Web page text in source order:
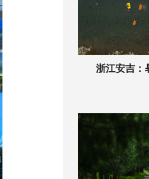
浙江安吉：